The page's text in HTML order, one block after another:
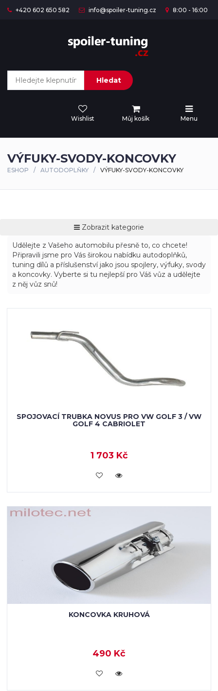
+420 602 650 582 info@spoiler-tuning.cz 8:00 - 16:00
Hledat
Wishlist Můj košík Menu
VÝFUKY-SVODY-KONCOVKY
ESHOP AUTODOPLŇKY VÝFUKY-SVODY-KONCOVKY
Zobrazit kategorie
Udělejte z Vašeho automobilu přesně to, co chcete!
Připravili jsme pro Vás širokou nabídku autodoplňků,
tuning dílů a příslušenství jako jsou spojlery, výfuky, svody
a koncovky. Vyberte si tu nejlepší pro Váš vůz a udělejte
z něj vůz snů!
SPOJOVACÍ TRUBKA NOVUS PRO VW GOLF 3 / VW
GOLF 4 CABRIOLET
1 703 Kč
VLOŽIT DO KOŠÍKU
KONCOVKA KRUHOVÁ
490 Kč
VLOŽIT DO KOŠÍKU